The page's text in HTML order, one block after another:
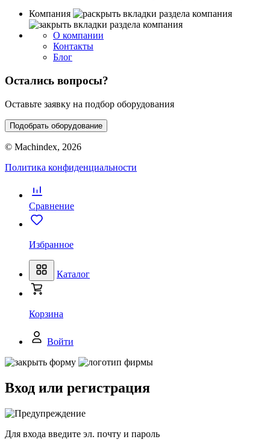
Компания
О компании
Контакты
Блог
Остались вопросы?
Оставьте заявку на подбор оборудования
Подобрать оборудование
© Machindex, 2026
Политика конфиденциальности
Сравнение
Избранное
Каталог
Корзина
Войти
Вход или регистрация
Для входа введите эл. почту и пароль